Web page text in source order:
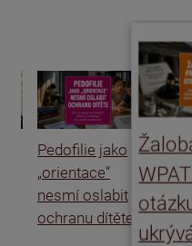
Pedofilie jako
„orientace“
nesmí oslabit
ochranu dítěte